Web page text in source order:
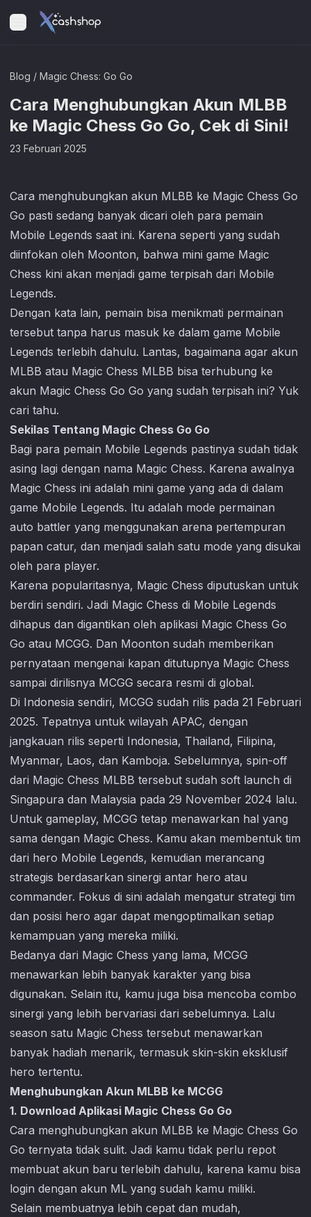
Blog / Magic Chess: Go Go
Cara Menghubungkan Akun MLBB
ke Magic Chess Go Go, Cek di Sini!
23 Februari 2025
Cara menghubungkan akun MLBB ke Magic Chess Go
Go pasti sedang banyak dicari oleh para pemain
Mobile Legends saat ini. Karena seperti yang sudah
diinfokan oleh Moonton, bahwa mini game Magic
Chess kini akan menjadi game terpisah dari Mobile
Legends.
Dengan kata lain, pemain bisa menikmati permainan
tersebut tanpa harus masuk ke dalam game Mobile
Legends terlebih dahulu. Lantas, bagaimana agar akun
MLBB atau Magic Chess MLBB bisa terhubung ke
akun Magic Chess Go Go yang sudah terpisah ini? Yuk
cari tahu.
Sekilas Tentang Magic Chess Go Go
Bagi para pemain Mobile Legends pastinya sudah tidak
asing lagi dengan nama Magic Chess. Karena awalnya
Magic Chess ini adalah mini game yang ada di dalam
game Mobile Legends. Itu adalah mode permainan
auto battler yang menggunakan arena pertempuran
papan catur, dan menjadi salah satu mode yang disukai
oleh para player.
Karena popularitasnya, Magic Chess diputuskan untuk
berdiri sendiri. Jadi Magic Chess di Mobile Legends
dihapus dan digantikan oleh aplikasi Magic Chess Go
Go atau MCGG. Dan Moonton sudah memberikan
pernyataan mengenai kapan ditutupnya Magic Chess
sampai dirilisnya MCGG secara resmi di global.
Di Indonesia sendiri, MCGG sudah rilis pada 21 Februari
2025. Tepatnya untuk wilayah APAC, dengan
jangkauan rilis seperti Indonesia, Thailand, Filipina,
Myanmar, Laos, dan Kamboja. Sebelumnya, spin-off
dari Magic Chess MLBB tersebut sudah soft launch di
Singapura dan Malaysia pada 29 November 2024 lalu.
Untuk gameplay, MCGG tetap menawarkan hal yang
sama dengan Magic Chess. Kamu akan membentuk tim
dari hero Mobile Legends, kemudian merancang
strategis berdasarkan sinergi antar hero atau
commander. Fokus di sini adalah mengatur strategi tim
dan posisi hero agar dapat mengoptimalkan setiap
kemampuan yang mereka miliki.
Bedanya dari Magic Chess yang lama, MCGG
menawarkan lebih banyak karakter yang bisa
digunakan. Selain itu, kamu juga bisa mencoba combo
sinergi yang lebih bervariasi dari sebelumnya. Lalu
season satu Magic Chess tersebut menawarkan
banyak hadiah menarik, termasuk skin-skin eksklusif
hero tertentu.
Menghubungkan Akun MLBB ke MCGG
1. Download Aplikasi Magic Chess Go Go
Cara menghubungkan akun MLBB ke Magic Chess Go
Go ternyata tidak sulit. Jadi kamu tidak perlu repot
membuat akun baru terlebih dahulu, karena kamu bisa
login dengan akun ML yang sudah kamu miliki.
Selain membuatnya lebih cepat dan mudah,